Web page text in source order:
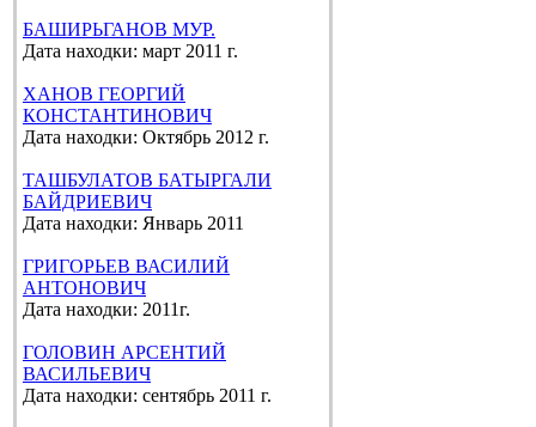
БАШИРЬГАНОВ МУР.
Дата находки: март 2011 г.
ХАНОВ ГЕОРГИЙ
КОНСТАНТИНОВИЧ
Дата находки: Октябрь 2012 г.
ТАШБУЛАТОВ БАТЫРГАЛИ
БАЙДРИЕВИЧ
Дата находки: Январь 2011
ГРИГОРЬЕВ ВАСИЛИЙ
АНТОНОВИЧ
Дата находки: 2011г.
ГОЛОВИН АРСЕНТИЙ
ВАСИЛЬЕВИЧ
Дата находки: сентябрь 2011 г.